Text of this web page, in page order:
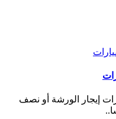
إيجار الورشة أو نصف